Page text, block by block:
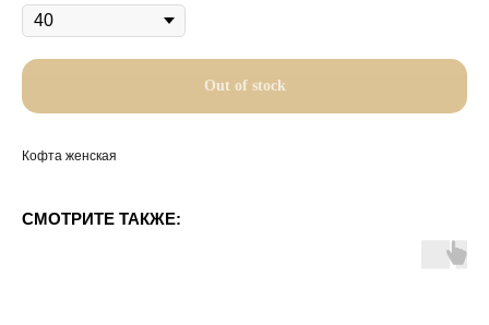
Out of stock
Кофта женская
СМОТРИТЕ ТАКЖЕ: